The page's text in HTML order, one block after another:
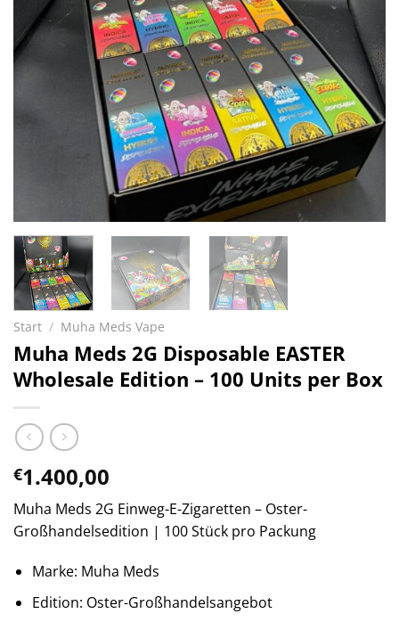
Start / Muha Meds Vape
Muha Meds 2G Disposable EASTER
Wholesale Edition – 100 Units per Box
€1.400,00
Muha Meds 2G Einweg-E-Zigaretten – Oster-
Großhandelsedition | 100 Stück pro Packung
Marke: Muha Meds
Edition: Oster-Großhandelsangebot